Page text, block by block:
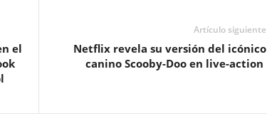
el
Artículo siguiente
Netflix revela su versión del icónico
canino Scooby-Doo en live-action